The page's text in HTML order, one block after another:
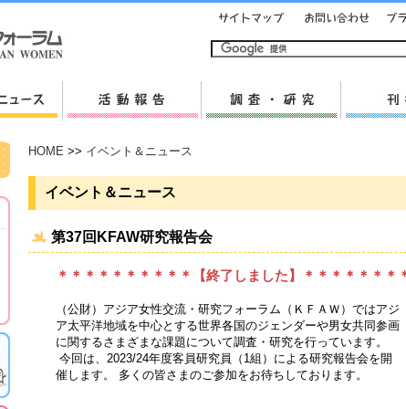
HOME >> イベント＆ニュース
イベント＆ニュース
第37回KFAW研究報告会
＊＊＊＊＊＊＊＊＊＊【終了しました】＊＊＊＊＊＊＊
（公財）アジア女性交流・研究フォーラム（ＫＦＡＷ）ではアジ
ア太平洋地域を中心とする世界各国のジェンダーや男女共同参画
に関するさまざまな課題について調査・研究を行っています。
今回は、2023/24年度客員研究員（1組）による研究報告会を開
催します。 多くの皆さまのご参加をお待ちしております。